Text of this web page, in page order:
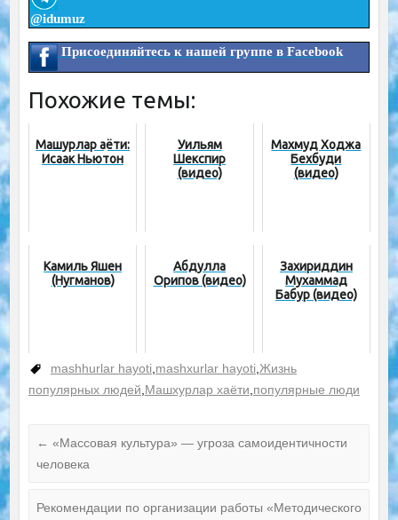
@idumuz
Присоединяйтесь к нашей группе в Facebook
Похожие темы:
Машҳурлар ҳаёти:
Исаак Ньютон
Уильям
Шекспир
(видео)
Махмуд Ходжа
Бехбуди
(видео)
Камиль Яшен
(Нугманов)
Абдулла
Орипов (видео)
Захириддин
Мухаммад
Бабур (видео)
mashhurlar hayoti mashxurlar hayoti Жизнь
популярных людей Машхурлар хаёти популярные люди
← «Массовая культура» — угроза самоидентичности
человека
Рекомендации по организации работы «Методического